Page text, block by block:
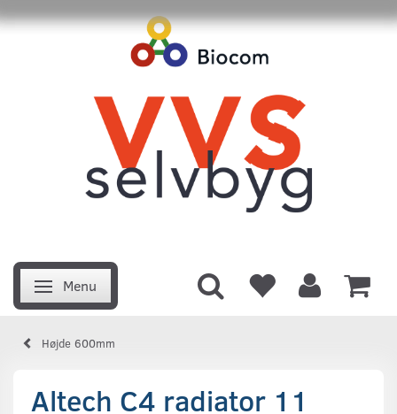
Skifte navigation
Menu
Højde 600mm
Altech C4 radiator 11